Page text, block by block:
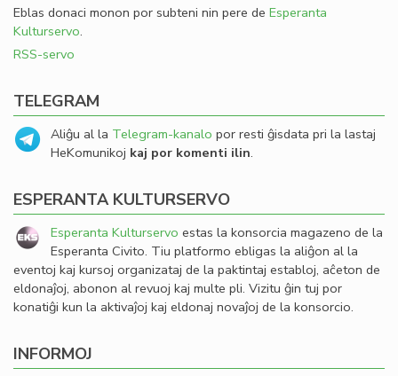
Eblas donaci monon por subteni nin pere de Esperanta
Kulturservo.
RSS-servo
TELEGRAM
Aliĝu al la Telegram-kanalo por resti ĝisdata pri la lastaj
HeKomunikoj kaj por komenti ilin.
ESPERANTA KULTURSERVO
Esperanta Kulturservo estas la konsorcia magazeno de la
Esperanta Civito. Tiu platformo ebligas la aliĝon al la
eventoj kaj kursoj organizataj de la paktintaj establoj, aĉeton de
eldonaĵoj, abonon al revuoj kaj multe pli. Vizitu ĝin tuj por
konatiĝi kun la aktivaĵoj kaj eldonaj novaĵoj de la konsorcio.
INFORMOJ